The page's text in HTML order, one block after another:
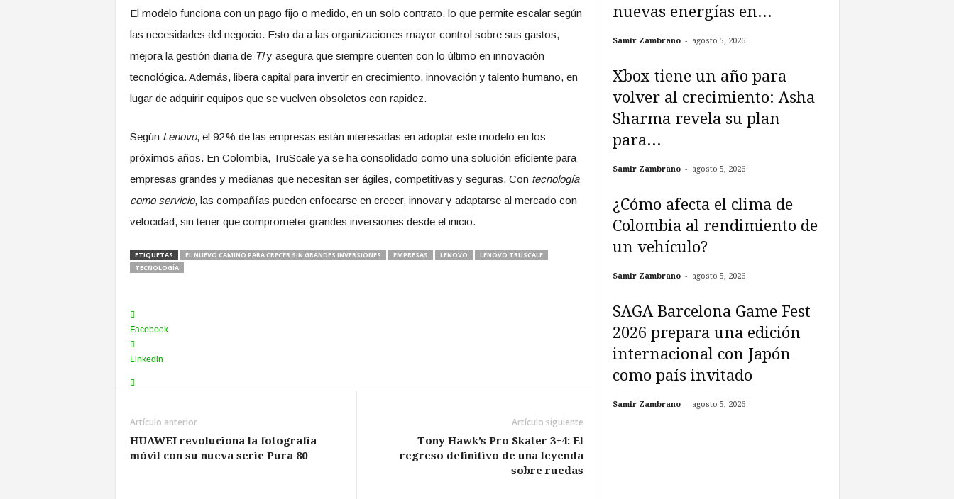
El modelo funciona con un pago fijo o medido, en un solo contrato, lo que permite escalar según
las necesidades del negocio. Esto da a las organizaciones mayor control sobre sus gastos,
mejora la gestión diaria de TIy asegura que siempre cuenten con lo último en innovación
tecnológica. Además, libera capital para invertir en crecimiento, innovación y talento humano, en
lugar de adquirir equipos que se vuelven obsoletos con rapidez.
Según Lenovo, el 92 % de las empresas están interesadas en adoptar este modelo en los
próximos años. En Colombia, TruScale ya se ha consolidado como una solución eficiente para
empresas grandes y medianas que necesitan ser ágiles, competitivas y seguras. Con tecnología
como servicio, las compañías pueden enfocarse en crecer, innovar y adaptarse al mercado con
velocidad, sin tener que comprometer grandes inversiones desde el inicio.
ETIQUETAS EL NUEVO CAMINO PARA CRECER SIN GRANDES INVERSIONES EMPRESAS LENOVO
LENOVO TRUSCALE
TECNOLOGÍA
Facebook
Linkedin
Artículo anterior
HUAWEI revoluciona la fotografía
móvil con su nueva serie Pura 80
Artículo siguiente
Tony Hawk’s Pro Skater 3+4: El
regreso definitivo de una leyenda
sobre ruedas
nuevas energías en...
Samir Zambrano - agosto 5, 2026
Xbox tiene un año para
volver al crecimiento: Asha
Sharma revela su plan
para...
Samir Zambrano - agosto 5, 2026
¿Cómo afecta el clima de
Colombia al rendimiento de
un vehículo?
Samir Zambrano - agosto 5, 2026
SAGA Barcelona Game Fest
2026 prepara una edición
internacional con Japón
como país invitado
Samir Zambrano - agosto 5, 2026